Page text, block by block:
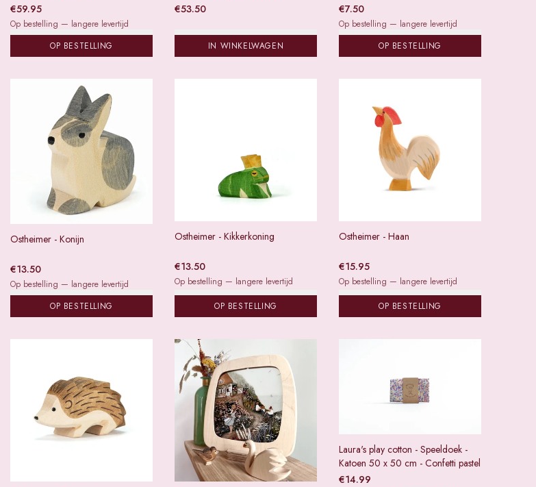
€59.95
Op bestelling — langere levertijd
OP BESTELLING
€53.50
IN WINKELWAGEN
€7.50
Op bestelling — langere levertijd
OP BESTELLING
Ostheimer - Konijn
€13.50
Op bestelling — langere levertijd
OP BESTELLING
Ostheimer - Kikkerkoning
€13.50
Op bestelling — langere levertijd
OP BESTELLING
Ostheimer - Haan
€15.95
Op bestelling — langere levertijd
OP BESTELLING
Laura's play cotton - Speeldoek -
Katoen 50 x 50 cm - Confetti pastel
€14.99